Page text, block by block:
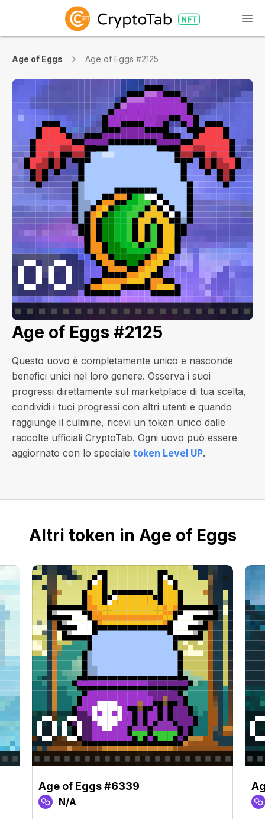
Age of Eggs Age of Eggs #2125
Age of Eggs #2125
Questo uovo è completamente unico e nasconde
benefici unici nel loro genere. Osserva i suoi
progressi direttamente sul marketplace di tua scelta,
condividi i tuoi progressi con altri utenti e quando
raggiunge il culmine, ricevi un token unico dalle
raccolte ufficiali CryptoTab. Ogni uovo può essere
aggiornato con lo speciale token Level UP.
Altri token in Age of Eggs
Age of Eggs #6339
N/A